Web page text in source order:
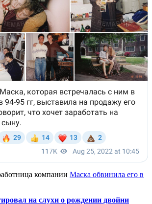
компании Маска обвинила его в
на слухи о рождении двойни